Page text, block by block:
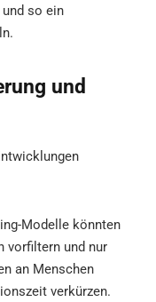
so ein
und
Modelle könnten
vorfiltern und nur
an Menschen
verkürzen.